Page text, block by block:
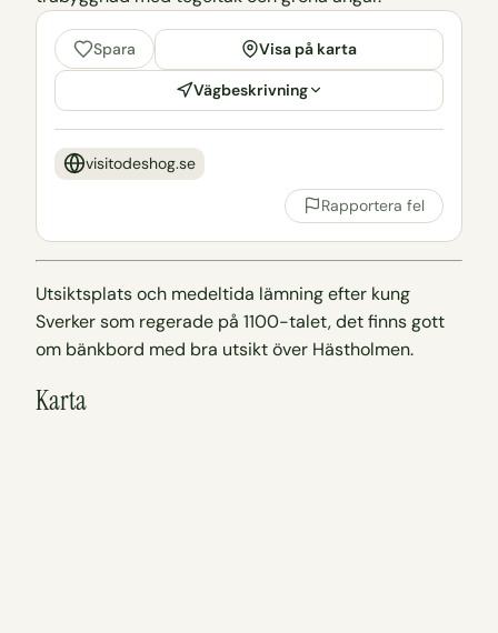
Spara Visa på karta
Vägbeskrivning
visitodeshog.se
Rapportera fel
Utsiktsplats och medeltida lämning efter kung
Sverker som regerade på 1100-talet, det finns gott
om bänkbord med bra utsikt över Hästholmen.
Karta